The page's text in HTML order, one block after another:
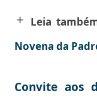
add Leia
Novena da
Convite aos